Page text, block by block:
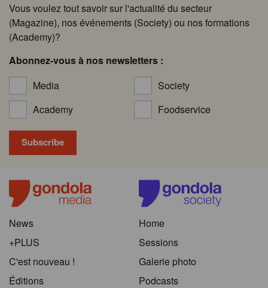
Vous voulez tout savoir sur l'actualité du secteur
(Magazine), nos événements (Society) ou nos formations
(Academy)?
Abonnez-vous à nos newsletters :
Media
Society
Academy
Foodservice
News
+PLUS
C'est nouveau !
Éditions
Home
Sessions
Galerie photo
Podcasts